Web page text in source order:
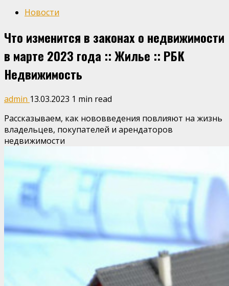
Новости
Что изменится в законах о недвижимости
в марте 2023 года :: Жилье :: РБК
Недвижимость
admin 13.03.2023 1 min read
Рассказываем, как нововведения повлияют на жизнь
владельцев, покупателей и арендаторов
недвижимости